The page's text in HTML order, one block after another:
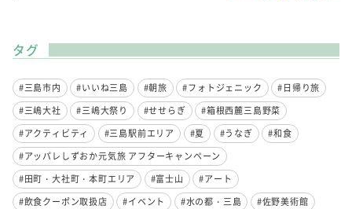
タグ
#三島市内 #いいね三島 #朝旅 #フォトジェニック
#日帰り旅
#三嶋大社
#三嶋大祭り #せせらぎ
#箱根西麓三島野菜
#アクティビティ
#三島駅前エリア #夏 #うなぎ
#和食
#アッパレしずおか元気旅 アフターキャンペーン
#田町・大社町・本町エリア
#富士山
#アート
#飲食クーポン取扱店
#イベント #水の都・三島
#佐野美術館